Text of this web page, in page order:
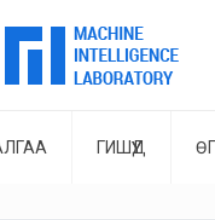
ГИШҮҮД